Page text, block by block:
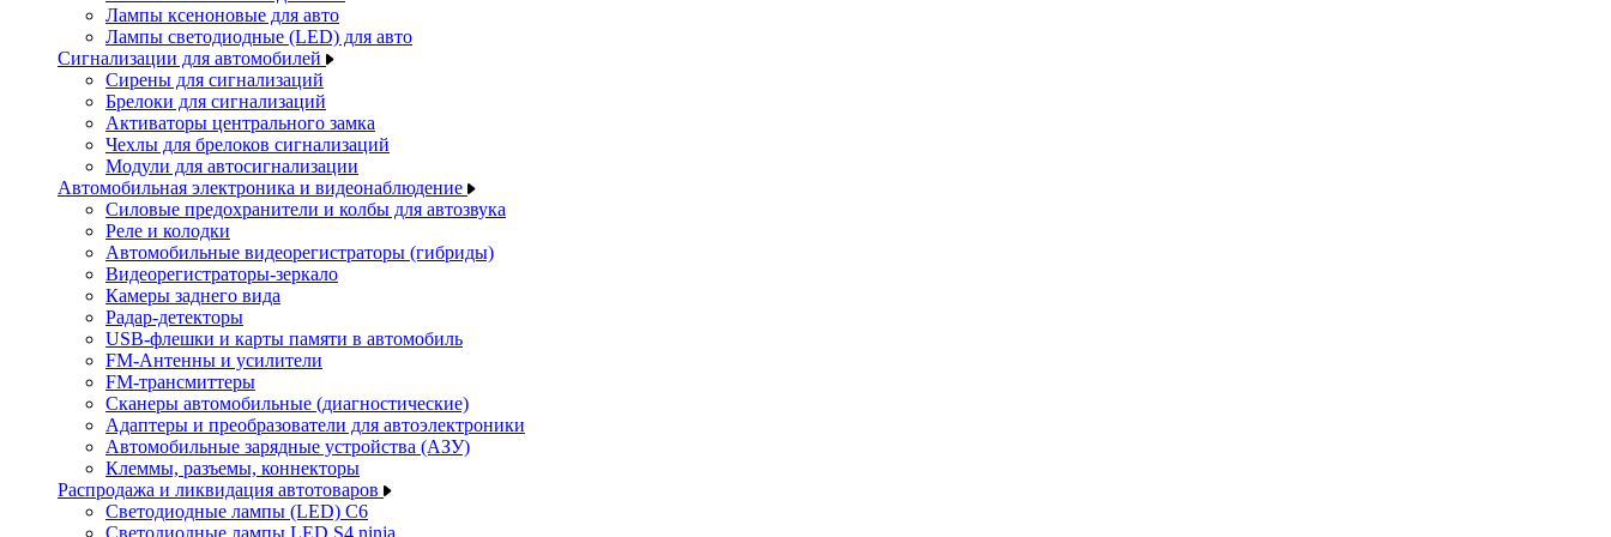
Лампы ксеноновые для авто
Лампы светодиодные (LED) для авто
Сигнализации для автомобилей
Сирены для сигнализаций
Брелоки для сигнализаций
Активаторы центрального замка
Чехлы для брелоков сигнализаций
Модули для автосигнализации
Автомобильная электроника и видеонаблюдение
Силовые предохранители и колбы для автозвука
Реле и колодки
Автомобильные видеорегистраторы (гибриды)
Видеорегистраторы-зеркало
Камеры заднего вида
Радар-детекторы
USB-флешки и карты памяти в автомобиль
FM-Антенны и усилители
FM-трансмиттеры
Сканеры автомобильные (диагностические)
Адаптеры и преобразователи для автоэлектроники
Автомобильные зарядные устройства (АЗУ)
Клеммы, разъемы, коннекторы
Распродажа и ликвидация автотоваров
Светодиодные лампы (LED) C6
Светодиодные лампы LED S4 ninja